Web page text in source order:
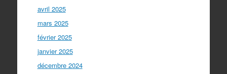
avril 2025
mars 2025
février 2025
janvier 2025
décembre 2024